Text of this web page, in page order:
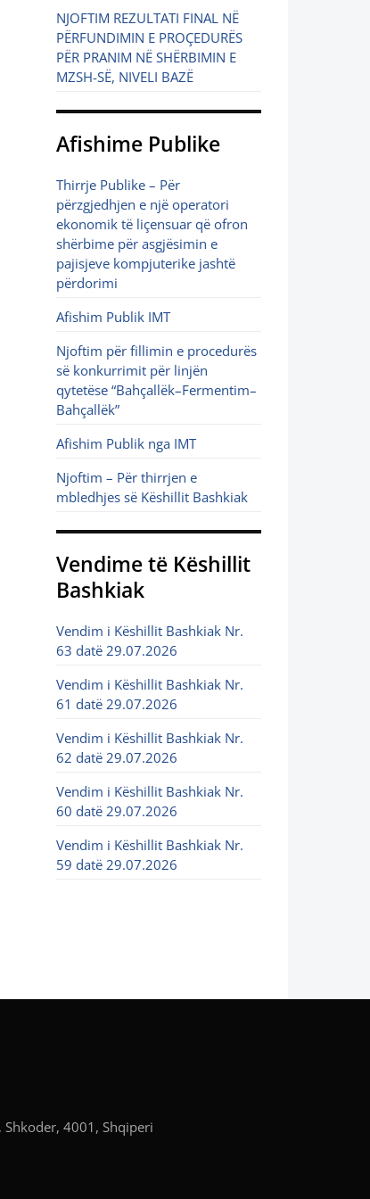
NJOFTIM REZULTATI FINAL NË
PËRFUNDIMIN E PROÇEDURËS
PËR PRANIM NË SHËRBIMIN E
MZSH-SË, NIVELI BAZË
Afishime Publike
Thirrje Publike – Për
përzgjedhjen e një operatori
ekonomik të liçensuar që ofron
shërbime për asgjësimin e
pajisjeve kompjuterike jashtë
përdorimi
Afishim Publik IMT
Njoftim për fillimin e procedurës
së konkurrimit për linjën
qytetëse “Bahçallëk–Fermentim–
Bahçallëk”
Afishim Publik nga IMT
Njoftim – Për thirrjen e
mbledhjes së Këshillit Bashkiak
Vendime të Këshillit
Bashkiak
Vendim i Këshillit Bashkiak Nr.
63 datë 29.07.2026
Vendim i Këshillit Bashkiak Nr.
61 datë 29.07.2026
Vendim i Këshillit Bashkiak Nr.
62 datë 29.07.2026
Vendim i Këshillit Bashkiak Nr.
60 datë 29.07.2026
Vendim i Këshillit Bashkiak Nr.
59 datë 29.07.2026
4001, Shqiperi